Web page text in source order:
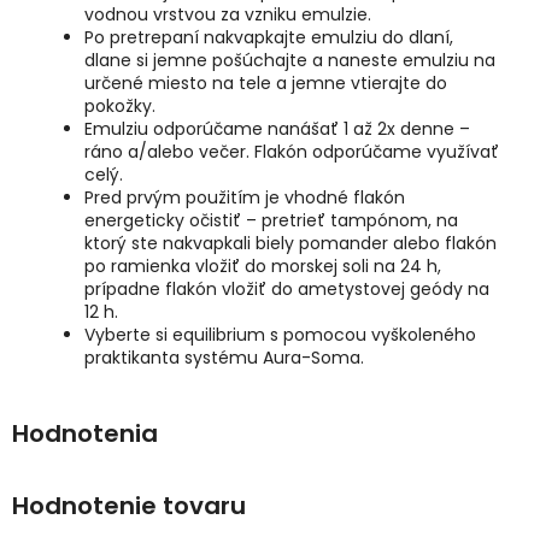
vodnou vrstvou za vzniku emulzie.
Po pretrepaní nakvapkajte emulziu do dlaní,
dlane si jemne pošúchajte a naneste emulziu na
určené miesto na tele a jemne vtierajte do
pokožky.
Emulziu odporúčame nanášať 1 až 2x denne –
ráno a/alebo večer. Flakón odporúčame využívať
celý.
Pred prvým použitím je vhodné flakón
energeticky očistiť – pretrieť tampónom, na
ktorý ste nakvapkali biely pomander alebo flakón
po ramienka vložiť do morskej soli na 24 h,
prípadne flakón vložiť do ametystovej geódy na
12 h.
Vyberte si equilibrium s pomocou vyškoleného
praktikanta systému Aura-Soma.
Hodnotenie tovaru